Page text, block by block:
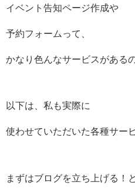
イベント告知ページ作成や
予約フォームって、
かなり色んなサービスがある
以下は、私も実際に
使わせていただいた各種サー
まずはブログを立ち上げる！